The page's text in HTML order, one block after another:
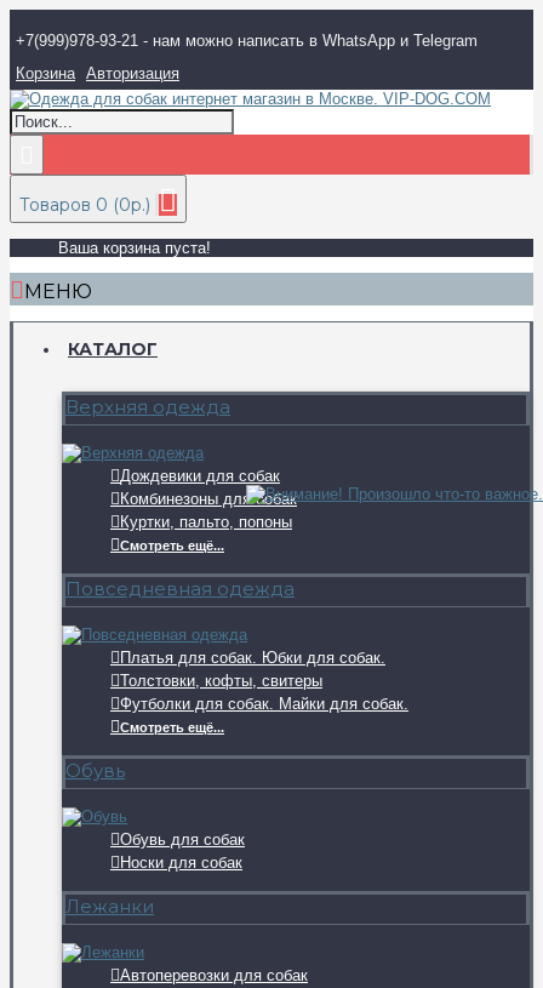
+7(999)978-93-21 - нам можно написать в WhatsApp и Telegram
Корзина Авторизация
Товаров 0 (0р.)
Ваша корзина пуста!
МЕНЮ
КАТАЛОГ
Верхняя одежда
Дождевики для собак
Комбинезоны для собак
Куртки, пальто, попоны
Смотреть ещё...
Повседневная одежда
Платья для собак. Юбки для собак.
Толстовки, кофты, свитеры
Футболки для собак. Майки для собак.
Смотреть ещё...
Обувь
Обувь для собак
Носки для собак
Лежанки
Автоперевозки для собак